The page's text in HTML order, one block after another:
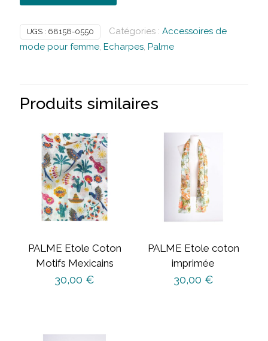
UGS : 68158-0550 Catégories : Accessoires de
mode pour femme, Echarpes, Palme
Produits similaires
PALME Etole Coton
Motifs Mexicains
30,00 €
PALME Etole coton
imprimée
30,00 €